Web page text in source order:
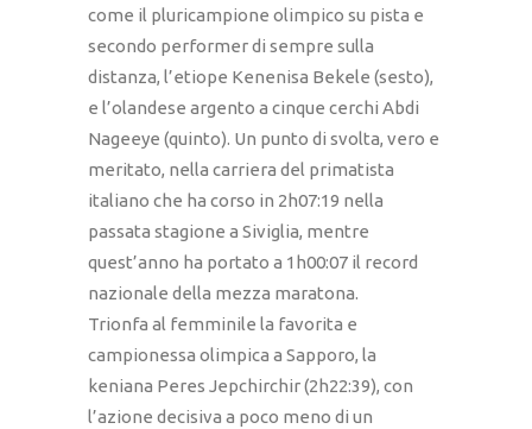
come il pluricampione olimpico su pista e
secondo performer di sempre sulla
distanza, l’etiope Kenenisa Bekele (sesto),
e l’olandese argento a cinque cerchi Abdi
Nageeye (quinto). Un punto di svolta, vero e
meritato, nella carriera del primatista
italiano che ha corso in 2h07:19 nella
passata stagione a Siviglia, mentre
quest’anno ha portato a 1h00:07 il record
nazionale della mezza maratona.
Trionfa al femminile la favorita e
campionessa olimpica a Sapporo, la
keniana Peres Jepchirchir (2h22:39), con
l’azione decisiva a poco meno di un